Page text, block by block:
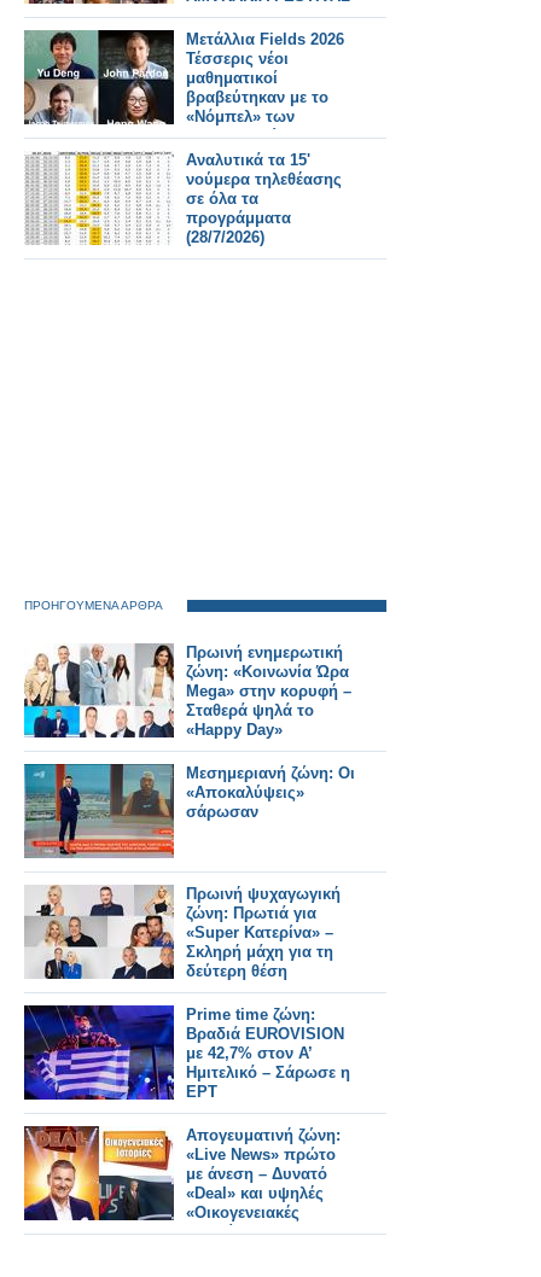
ΣΤΙΣ 31/7/2026 ΣΤΗ
ΣΥΝΑΥΛΙΑ
ΧΑΤΖΗΦΡΑΓΚΕΤΑ
ΚΑΡΑΠΑΤΑΚΗ ΠΥΞ
ΛΑΞ
Μετάλλια Fields 2026
Τέσσερις νέοι
μαθηματικοί
βραβεύτηκαν με το
«Νόμπελ» των
Μαθηματικών
Αναλυτικά τα 15'
νούμερα τηλεθέασης
σε όλα τα
προγράμματα
(28/7/2026)
ΠΡΟΗΓΟΥΜΕΝΑ ΑΡΘΡΑ
Πρωινή ενημερωτική
ζώνη: «Κοινωνία Ώρα
Mega» στην κορυφή –
Σταθερά ψηλά το
«Happy Day»
Μεσημεριανή ζώνη: Οι
«Αποκαλύψεις»
σάρωσαν
Πρωινή ψυχαγωγική
ζώνη: Πρωτιά για
«Super Κατερίνα» –
Σκληρή μάχη για τη
δεύτερη θέση
Prime time ζώνη:
Βραδιά EUROVISION
με 42,7% στον Α’
Ημιτελικό – Σάρωσε η
ΕΡΤ
Απογευματινή ζώνη:
«Live News» πρώτο
με άνεση – Δυνατό
«Deal» και υψηλές
«Οικογενειακές
Ιστορίες»